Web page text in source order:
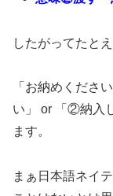
したがってたとえ
「お納めくださ
い」 or 「②納入
ます。
まぁ日本語ネイ